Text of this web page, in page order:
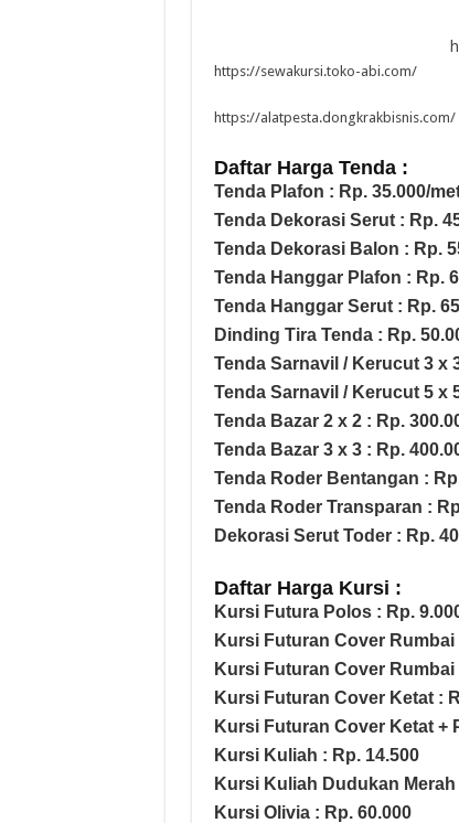
https://sewakursi.toko-abi.com/
https://alatpesta.dongkrakbisnis.com/
Daftar Harga Tenda :
Tenda Plafon : Rp. 35.000/
Tenda Dekorasi Serut : Rp.
Tenda Dekorasi Balon : Rp.
Tenda Hanggar Plafon : Rp.
Tenda Hanggar Serut : Rp.
Dinding Tira Tenda : Rp.
Tenda Sarnavil / Kerucut 3 x
Tenda Sarnavil / Kerucut 5 x
Tenda Bazar 2 x 2 : Rp.
Tenda Bazar 3 x 3 : Rp.
Tenda Roder Bentangan :
Tenda Roder Transparan :
Dekorasi Serut Toder : Rp.
Daftar Harga Kursi :
Kursi Futura Polos : Rp.
Kursi Futuran Cover Rumbai
Kursi Futuran Cover Rumbai
Kursi Futuran Cover Ketat :
Kursi Futuran Cover Ketat +
Kursi Kuliah : Rp. 14.500
Kursi Kuliah Dudukan Merah
Kursi Olivia : Rp. 60.000